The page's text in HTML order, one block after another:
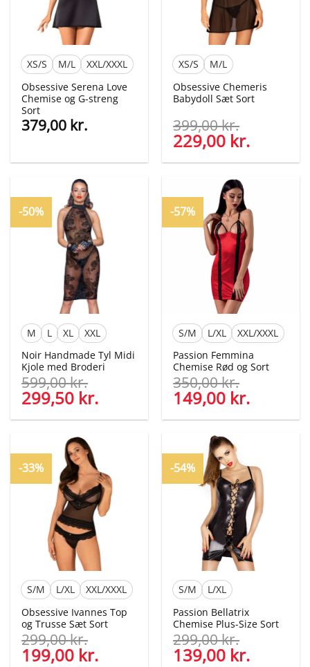
XS/S M/L
XXL/XXXL
Obsessive Serena Love
Chemise og G-streng
Sort
379,00 kr.
XS/S
M/L
Obsessive Chemeris
Babydoll Sæt Sort
399,00kr.
Den
oprindelige
pris
399,00 kr..
229,00 kr.
pris
-50%
M L XL
XXL
Noir Handmade Tyl Midi
Kjole med Broderi
599,00kr.
Den
oprindelige
pris
599,00 kr..
299,50 kr.
pris
299,50 kr..
-57%
S/M L/XL
XXL/XXXL
Passion Femmina
Chemise Rød og Sort
350,00kr.
Den
oprindelige
pris
350,00 kr..
149,00 kr.
pris
-33%
S/M L/XL
XXL/XXXL
Obsessive Ivannes Top
og Trusse Sæt Sort
299,00kr.
Den
199,00 kr.
-54%
S/M
L/XL
Passion Bellatrix
Chemise Plus-Size Sort
299,00kr.
Den
139,00 kr.